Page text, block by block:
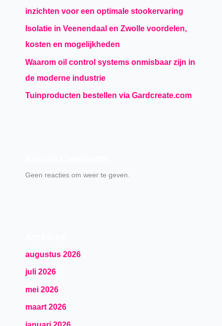
inzichten voor een optimale stookervaring
Isolatie in Veenendaal en Zwolle voordelen,
kosten en mogelijkheden
Waarom oil control systems onmisbaar zijn in
de moderne industrie
Tuinproducten bestellen via Gardcreate.com
Geen reacties om weer te geven.
augustus 2026
juli 2026
mei 2026
maart 2026